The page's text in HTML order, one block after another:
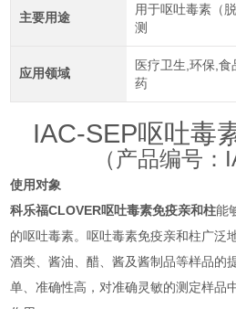
主要用途
用于呕吐毒素（
测
应用领域
医疗卫生,环保,食
药
IAC-SEP呕吐毒
（产品编号：
使用对象
科乐福CLOVER呕吐毒素免疫亲和柱能
的呕吐毒素。呕吐毒素免疫亲和柱广泛
酒类、酱油、醋、酱及酱制品等样品的
单、准确性高，对准确灵敏的测定样品